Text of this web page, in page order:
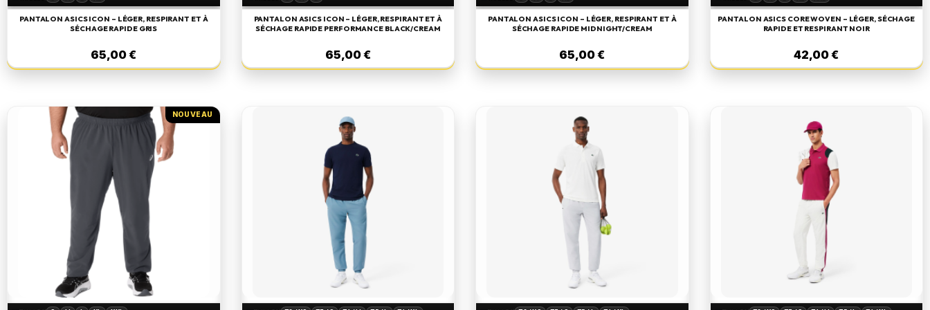
PANTALON ASICS ICON – LÉGER, RESPIRANT ET À
SÉCHAGE RAPIDE GRIS
65,00 €
PANTALON ASICS ICON – LÉGER, RESPIRANT ET À
SÉCHAGE RAPIDE PERFORMANCE BLACK/CREAM
65,00 €
PANTALON ASICS ICON – LÉGER, RESPIRANT ET À
SÉCHAGE RAPIDE MIDNIGHT/CREAM
65,00 €
PANTALON ASICS CORE WOVEN – LÉGER, SÉCHAGE
RAPIDE ET RESPIRANT NOIR
42,00 €
NOUVEAU